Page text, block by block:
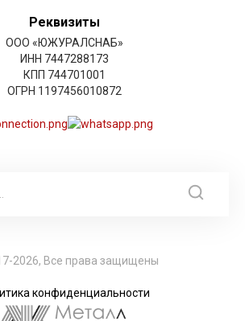
Реквизиты
ООО «ЮЖУРАЛСНАБ»
ИНН 7447288173
КПП 744701001
ОГРН 1197456010872
2026, Все права защищены
конфиденциальности